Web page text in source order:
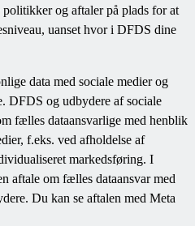
og aftaler på plads for at
uanset hvor i DFDS dine
data med sociale medier og
DFDS og udbydere af sociale
fælles dataansvarlige med henblik
f.eks. ved afholdelse af
markedsføring. I
aftale om fælles dataansvar med
Du kan se aftalen med Meta